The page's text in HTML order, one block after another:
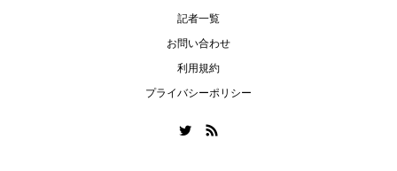
記者一覧
お問い合わせ
利用規約
プライバシーポリシー